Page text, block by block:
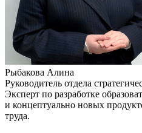
Рыбакова Алина
Руководитель отдела
Эксперт по разработке
и концептуально новых
труда.